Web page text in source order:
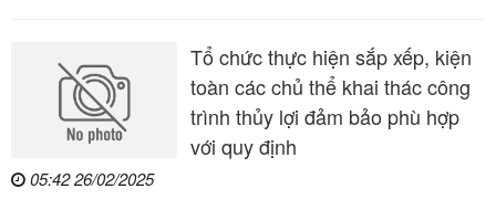
Tổ chức thực hiện sắp xếp, kiện
toàn các chủ thể khai thác công
trình thủy lợi đảm bảo phù hợp
với quy định
05:42 26/02/2025